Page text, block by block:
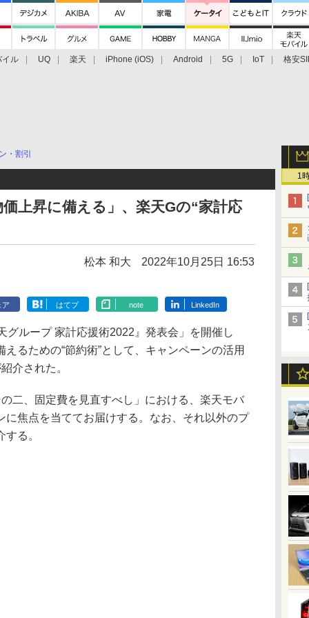
イル UQ 楽天 iPhone (iOS) Android 5G IoT
格安
1
・割引
上昇に備える」、楽天Gの“家計応
松本 和大 2022年10月25日 16:53
ア はてブ note LinkedIn
ループ 家計応援術2022』発表会」を開催し
るための“節約術”として、キャンペーンの活用
介された。
二、固定費を見直すべし」における、楽天モバ
に焦点を当ててお届けする。なお、それ以外のプ
る。